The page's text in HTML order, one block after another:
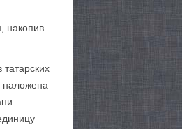
накопив
наложена